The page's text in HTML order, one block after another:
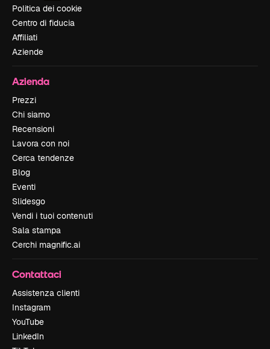
Politica dei cookie
Centro di fiducia
Affiliati
Aziende
Azienda
Prezzi
Chi siamo
Recensioni
Lavora con noi
Cerca tendenze
Blog
Eventi
Slidesgo
Vendi i tuoi contenuti
Sala stampa
Cerchi magnific.ai
Contattaci
Assistenza clienti
Instagram
YouTube
LinkedIn